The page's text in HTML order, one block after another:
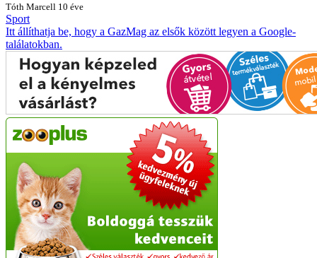
Tóth Marcell 10 éve
Sport
Itt állíthatja be, hogy a GazMag az elsők között legyen a Google-
találatokban.